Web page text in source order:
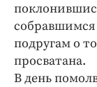
собравшимся
подругам о
просватана.
В день